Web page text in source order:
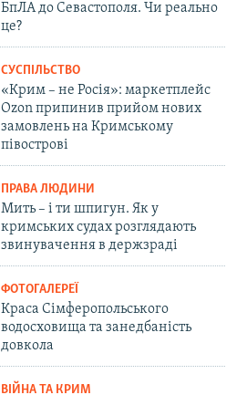
БпЛА до Севастополя. Чи реально
це?
СУСПІЛЬСТВО
«Крим – не Росія»: маркетплейс
Ozon припинив прийом нових
замовлень на Кримському
півострові
ПРАВА ЛЮДИНИ
Мить – і ти шпигун. Як у
кримських судах розглядають
звинувачення в держзраді
ФОТОГАЛЕРЕЇ
Краса Сімферопольського
водосховища та занедбаність
довкола
ВІЙНА ТА КРИМ